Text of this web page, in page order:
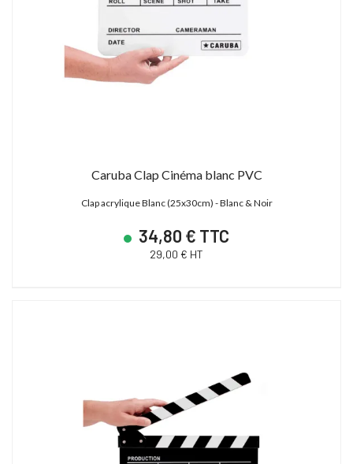
Caruba Clap Cinéma blanc PVC
Clap acrylique Blanc (25x30cm) - Blanc & Noir
34,80 € TTC
29,00 € HT